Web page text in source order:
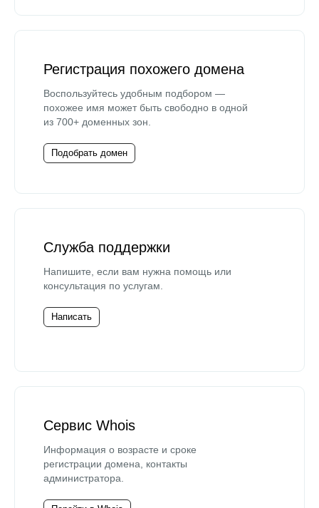
Регистрация похожего домена
Воспользуйтесь удобным подбором —
похожее имя может быть свободно в одной
из 700+ доменных зон.
Подобрать домен
Служба поддержки
Напишите, если вам нужна помощь или
консультация по услугам.
Написать
Сервис Whois
Информация о возрасте и сроке
регистрации домена, контакты
администратора.